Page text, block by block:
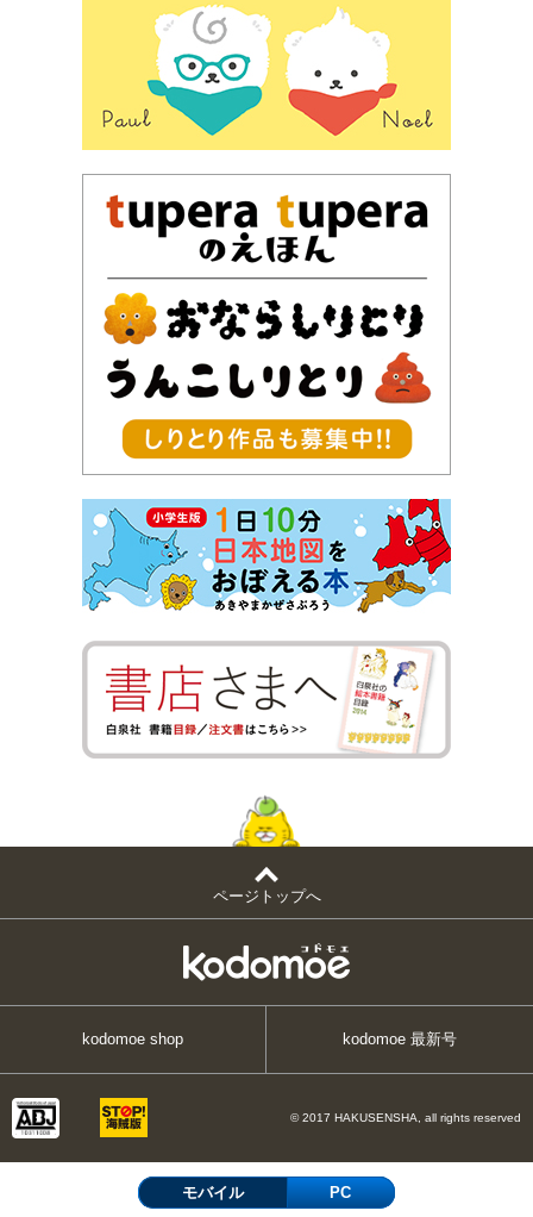
ページトップへ
kodomoe shop kodomoe 最新号
© 2017 HAKUSENSHA, all rights reserved
モバイル PC